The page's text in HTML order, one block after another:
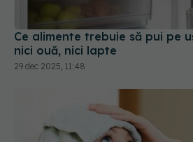
nici ouă, nici lapte
29 dec 2025, 11:48